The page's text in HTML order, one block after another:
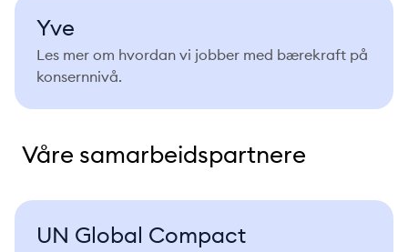
Yve
Les mer om hvordan vi jobber med bærekraft på
konsernnivå.
Våre samarbeidspartnere
UN Global Compact